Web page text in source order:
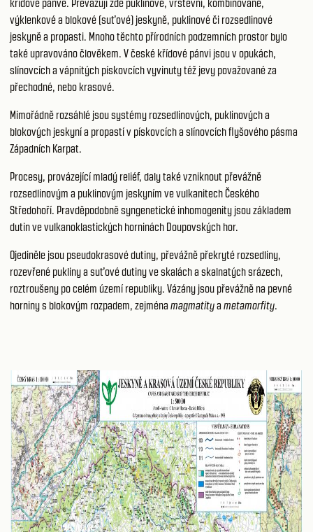
křídové pánve. Převažují zde puklinové, vrstevní, kombinované,
výklenkové a blokové (suťové) jeskyně, puklinové či rozsedlinové
jeskyně a propasti. Mnoho těchto přírodních podzemních prostor bylo
také upravováno člověkem. V české křídové pánvi jsou v opukách,
slínovcích a vápnitých pískovcích vyvinuty též jevy považované za
přechodné, nebo krasové.
Mimořádně rozsáhlé jsou systémy rozsedlinových, puklinových a
blokových jeskyní a propastí v pískovcích a slínovcích flyšového pásma
Západních Karpat.
Procesy, provázející mladý reliéf, daly také vzniknout převážně
rozsedlinovým a puklinovým jeskyním ve vulkanitech Českého
Středohoří. Pravděpodobně syngenetické inhomogenity jsou základem
dutin ve vulkanoklastických horninách Doupovských hor.
Ojediněle jsou pseudokrasové dutiny, převážně překryté rozsedliny,
rozevřené pukliny a suťové dutiny ve skalách a skalnatých srázech,
roztroušeny po celém území republiky. Vázány jsou převážně na pevné
horniny s blokovým rozpadem, zejména magmatitya metamorfity.